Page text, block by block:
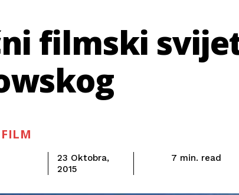
filmski
23 Oktobra,
2015
7 min. read